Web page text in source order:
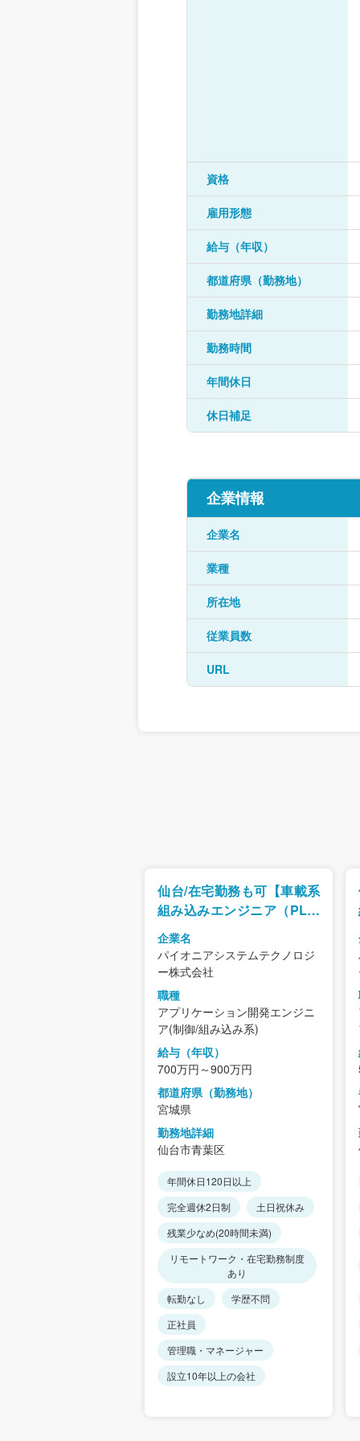
資格
雇用形態
給与（年収）
都道府県（勤務地）
勤務地詳細
勤務時間
年間休日
休日補足
企業情報
企業名
業種
所在地
従業員数
URL
仙台/在宅勤務も可【車載系
組み込みエンジニア（PL・
PM）】安心安定のパイオニ
アグループ/年休125日で
WLBも◎
企業名
パイオニアシステムテクノロジ
ー株式会社
職種
アプリケーション開発エンジニ
ア(制御/組み込み系)
給与（年収）
700万円～900万円
都道府県（勤務地）
宮城県
勤務地詳細
仙台市青葉区
年間休日120日以上
完全週休2日制
土日祝休み
残業少なめ(20時間未満)
リモートワーク・在宅勤務制度
あり
転勤なし
学歴不問
正社員
管理職・マネージャー
設立10年以上の会社